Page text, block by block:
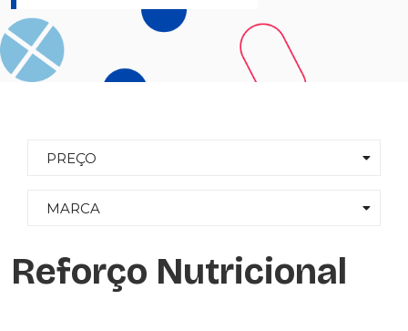
PREÇO
MARCA
Reforço Nutricional